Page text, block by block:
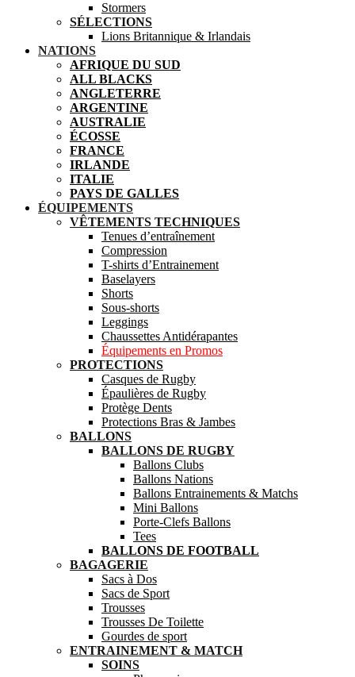
Stormers
SÉLECTIONS
Lions Britannique & Irlandais
NATIONS
AFRIQUE DU SUD
ALL BLACKS
ANGLETERRE
ARGENTINE
AUSTRALIE
ÉCOSSE
FRANCE
IRLANDE
ITALIE
PAYS DE GALLES
ÉQUIPEMENTS
VÊTEMENTS TECHNIQUES
Tenues d’entraînement
Compression
T-shirts d’Entrainement
Baselayers
Shorts
Sous-shorts
Leggings
Chaussettes Antidérapantes
Équipements en Promos
PROTECTIONS
Casques de Rugby
Épaulières de Rugby
Protège Dents
Protections Bras & Jambes
BALLONS
BALLONS DE RUGBY
Ballons Clubs
Ballons Nations
Ballons Entrainements & Matchs
Mini Ballons
Porte-Clefs Ballons
Tees
BALLONS DE FOOTBALL
BAGAGERIE
Sacs à Dos
Sacs de Sport
Trousses
Trousses De Toilette
Gourdes de sport
ENTRAINEMENT & MATCH
SOINS